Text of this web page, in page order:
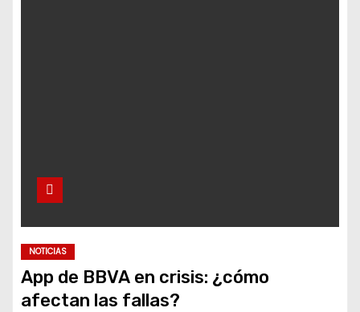
NOTICIAS
App de BBVA en crisis: ¿cómo
afectan las fallas?